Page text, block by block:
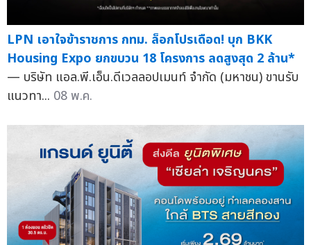
LPN เอาใจข้าราชการ กทม. ล็อกโปรเดือด! บุก BKK
Housing Expo ยกขบวน 18 โครงการ ลดสูงสุด 2 ล้าน*
— บริษัท แอล.พี.เอ็น.ดีเวลลอปเมนท์ จำกัด (มหาชน) ขานรับ
แนวทา... 08 พ.ค.